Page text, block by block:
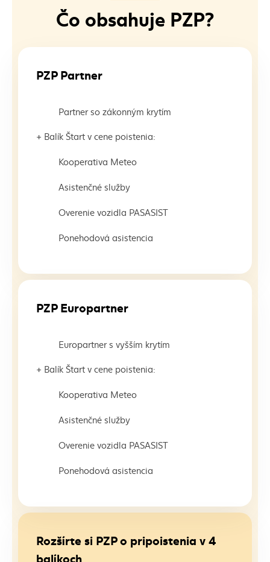
Čo obsahuje PZP?
PZP Partner
Partner so zákonným krytím
+ Balík Štart v cene poistenia:
Kooperativa Meteo
Asistenčné služby
Overenie vozidla PASASIST
Ponehodová asistencia
PZP Europartner
Europartner s vyšším krytím
+ Balík Štart v cene poistenia:
Kooperativa Meteo
Asistenčné služby
Overenie vozidla PASASIST
Ponehodová asistencia
Rozšírte si PZP o pripoistenia v 4
balíkoch